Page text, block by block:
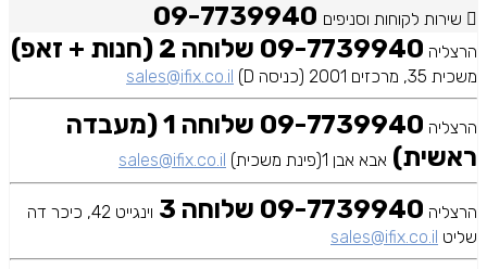
שירות לקוחות וסניפים
הרצליה 09-7739940 שלוחה 2 (חנות + זאפ)
משכית 35, מרכזים 2001 (כניסה D) sales@ifix.co.il
הרצליה
09-7739940 שלוחה 1 (מעבדה
ראשית) אבא אבן 1(פינת משכית) sales@ifix.co.il
הרצליה 09-7739940 שלוחה 3
וינגייט 42, כיכר דה
שליט sales@ifix.co.il